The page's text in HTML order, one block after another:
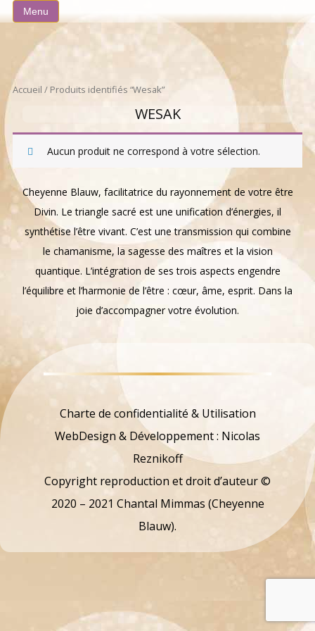
Menu
Aller
au
contenu
Accueil / Produits identifiés “Wesak”
WESAK
Aucun produit ne correspond à votre sélection.
Cheyenne Blauw, facilitatrice du rayonnement de votre être
Divin. Le triangle sacré est une unification d’énergies, il
synthétise l’être vivant. C’est une transmission qui combine
le chamanisme, la sagesse des maîtres et la vision
quantique. L’intégration de ses trois aspects engendre
l’équilibre et l’harmonie de l’être : cœur, âme, esprit. Dans la
joie d’accompagner votre évolution.
Charte de confidentialité & Utilisation
WebDesign & Développement : Nicolas
Reznikoff
Copyright reproduction et droit d’auteur ©
2020 – 2021 Chantal Mimmas (Cheyenne
Blauw).